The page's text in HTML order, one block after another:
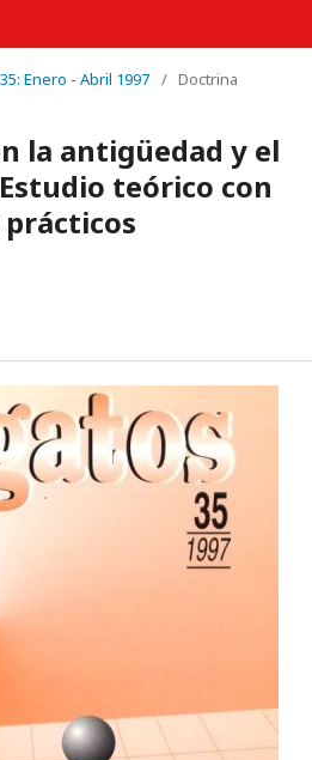
Enero - Abril 1997 / Doctrina
la antigüedad y el
teórico con
prácticos